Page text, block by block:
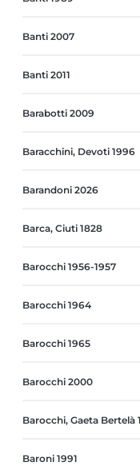
Banti 2007
Banti 2011
Barabotti 2009
Baracchini, Devoti 1996
Barandoni 2026
Barca, Ciuti 1828
Barocchi 1956-1957
Barocchi 1964
Barocchi 1965
Barocchi 2000
Barocchi, Gaeta Bertelà
Baroni 1991